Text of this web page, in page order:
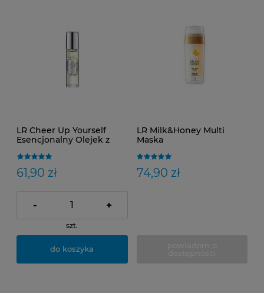
LR Cheer Up Yourself
Esencjonalny Olejek z
61,90 zł
- +
szt.
do koszyka
LR Milk&Honey Multi
Maska
74,90 zł